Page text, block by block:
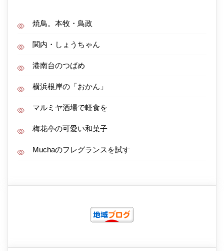
焼鳥。本牧・鳥政
関内・しょうちゃん
港南台のつばめ
横浜根岸の「おかん」
マルミヤ酒場で軽食を
梅花亭の可愛い和菓子
Muchaのフレグランスを試す